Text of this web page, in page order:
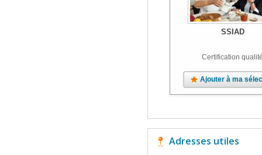
SSIAD
Certification
Ajouter à ma
Adresses utiles